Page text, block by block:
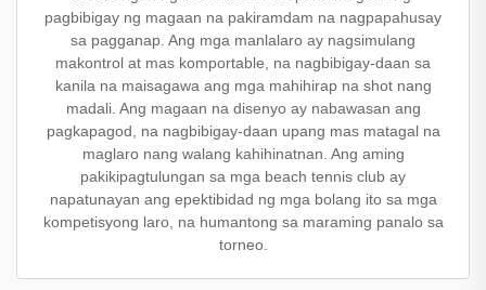
pagbibigay ng magaan na pakiramdam na nagpapahusay
sa pagganap. Ang mga manlalaro ay nagsimulang
makontrol at mas komportable, na nagbibigay-daan sa
kanila na maisagawa ang mga mahihirap na shot nang
madali. Ang magaan na disenyo ay nabawasan ang
pagkapagod, na nagbibigay-daan upang mas matagal na
maglaro nang walang kahihinatnan. Ang aming
pakikipagtulungan sa mga beach tennis club ay
napatunayan ang epektibidad ng mga bolang ito sa mga
kompetisyong laro, na humantong sa maraming panalo sa
torneo.